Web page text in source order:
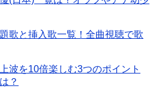
歌と挿入歌一覧！全曲視聴で歌
波を10倍楽しむ3つのポイント
？